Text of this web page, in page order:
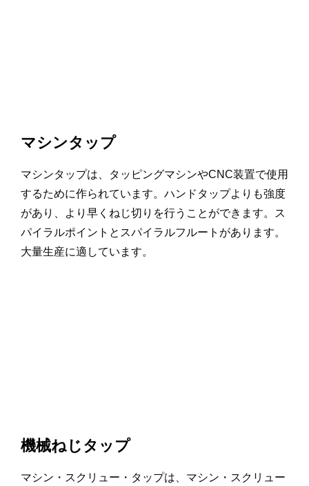
マシンタップ
マシンタップは、タッピングマシンやCNC装置で使用
するために作られています。ハンドタップよりも強度
があり、より早くねじ切りを行うことができます。ス
パイラルポイントとスパイラルフルートがあります。
大量生産に適しています。
機械ねじタップ
マシン・スクリュー・タップは、マシン・スクリュー